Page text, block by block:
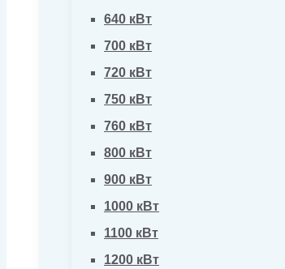
640 кВт
700 кВт
720 кВт
750 кВт
760 кВт
800 кВт
900 кВт
1000 кВт
1100 кВт
1200 кВт